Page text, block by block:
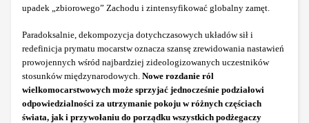
upadek „zbiorowego” Zachodu i zintensyfikować globalny zamęt.
Paradoksalnie, dekompozycja dotychczasowych układów sił i
redefinicja prymatu mocarstw oznacza szansę zrewidowania nastawień
prowojennych wśród najbardziej zideologizowanych uczestników
stosunków międzynarodowych. Nowe rozdanie ról
wielkomocarstwowych może sprzyjać jednocześnie podziałowi
odpowiedzialności za utrzymanie pokoju w różnych częściach
świata, jak i przywołaniu do porządku wszystkich podżegaczy